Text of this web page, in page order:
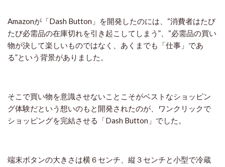
Amazonが「Dash Button」を開発したのには、“消費者はたび
たび必需品の在庫切れを引き起こしてしまう”、“必需品の買い
物が決して楽しいものではなく、あくまでも「仕事」であ
る”という背景がありました。
そこで買い物を意識させないことこそがベストなショッピン
グ体験だという想いのもと開発されたのが、ワンクリックで
ショッピングを完結させる「Dash Button」でした。
端末ボタンの大きさは横６センチ、縦３センチと小型で冷蔵